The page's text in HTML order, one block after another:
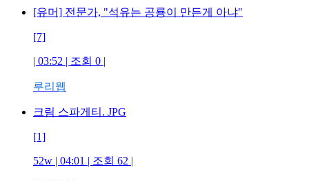
[유머] 전문가, "석유는 공룡이 만든게 아냐"
[7]
| 03:52 | 조회 0 |
루리웹
크림 스파게티. JPG
[1]
52w | 04:01 | 조회 62 |